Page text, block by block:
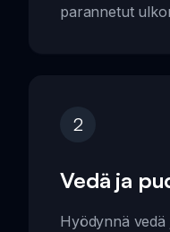
parannetut
2
Vedä ja
Hyödynnä